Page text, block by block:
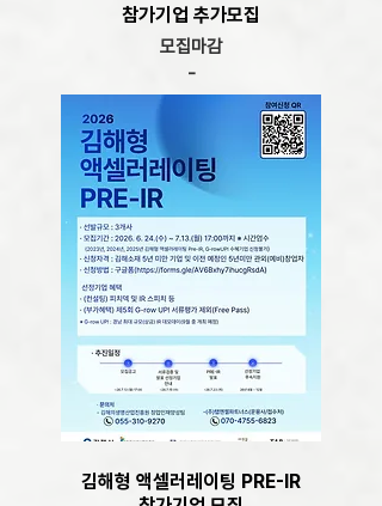
참가기업 추가모집
모집마감
-
김해형 액셀러레이팅 PRE-IR